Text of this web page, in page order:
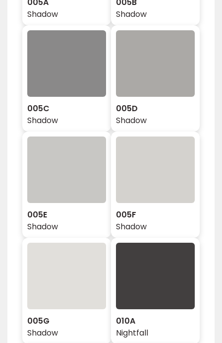
Shadow
Shadow
005C
Shadow
005D
Shadow
005E
Shadow
005F
Shadow
005G
Shadow
010A
Nightfall